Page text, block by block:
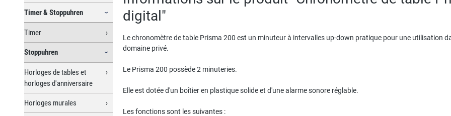
Timer & Stoppuhren
Timer
Stoppuhren
Horloges de tables et
horloges d'anniversaire
Horloges murales
digital"
Le chronomètre de table Prisma 200 est un minuteur à intervalles up-down pratique pour une utilisation
domaine privé.
Le Prisma 200 possède 2 minuteries.
Elle est dotée d'un boîtier en plastique solide et d'une alarme sonore réglable.
Les fonctions sont les suivantes :